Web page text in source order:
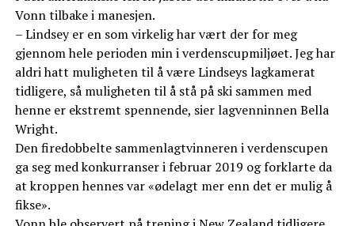
Vonn tilbake i manesjen.
– Lindsey er en som virkelig har vært der for meg
gjennom hele perioden min i verdenscupmiljøet. Jeg har
aldri hatt muligheten til å være Lindseys lagkamerat
tidligere, så muligheten til å stå på ski sammen med
henne er ekstremt spennende, sier lagvenninnen Bella
Wright.
Den firedobbelte sammenlagtvinneren i verdenscupen
ga seg med konkurranser i februar 2019 og forklarte da
at kroppen hennes var «ødelagt mer enn det er mulig å
fikse».